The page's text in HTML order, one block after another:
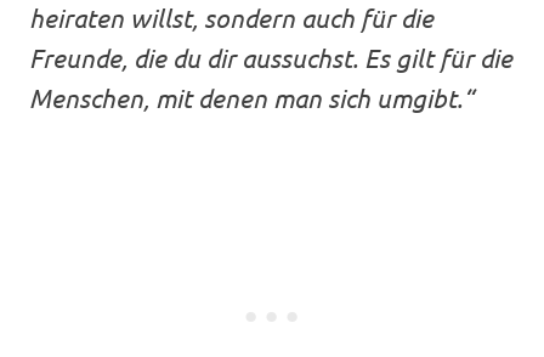
heiraten willst, sondern auch für die
Freunde, die du dir aussuchst. Es gilt für die
Menschen, mit denen man sich umgibt.“